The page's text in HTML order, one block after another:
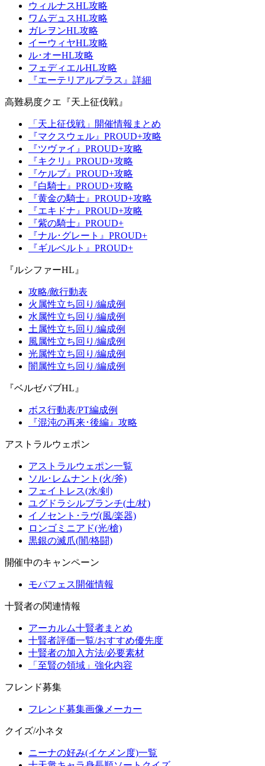
ウィルナスHL攻略
ワムデュスHL攻略
ガレヲンHL攻略
イーウィヤHL攻略
ル･オーHL攻略
フェディエルHL攻略
『エーテリアルプラス』詳細
高難易度クエ『天上征伐戦』
「天上征伐戦」開催情報まとめ
『マクスウェル』PROUD+攻略
『ツヴァイ』PROUD+攻略
『キクリ』PROUD+攻略
『ケルブ』PROUD+攻略
『白騎士』PROUD+攻略
『黄金の騎士』PROUD+攻略
『エキドナ』PROUD+攻略
『紫の騎士』PROUD+
『ナル･グレート』PROUD+
『ギルベルト』PROUD+
『ルシファーHL』
攻略/敵行動表
火属性立ち回り/編成例
水属性立ち回り/編成例
土属性立ち回り/編成例
風属性立ち回り/編成例
光属性立ち回り/編成例
闇属性立ち回り/編成例
『ベルゼバブHL』
ボス行動表/PT編成例
『混沌の再来･後編』攻略
アストラルウェポン
アストラルウェポン一覧
ソル･レムナント(火/斧)
フェイトレス(水/剣)
ユグドラシルブランチ(土/杖)
イノセント･ラヴ(風/楽器)
ロンゴミニアド(光/槍)
黒銀の滅爪(闇/格闘)
開催中のキャンペーン
モバフェス開催情報
十賢者の関連情報
アーカルム十賢者まとめ
十賢者評価一覧/おすすめ優先度
十賢者の加入方法/必要素材
「至賢の領域」強化内容
フレンド募集
フレンド募集画像メーカー
クイズ/小ネタ
ニーナの好み(イケメン度)一覧